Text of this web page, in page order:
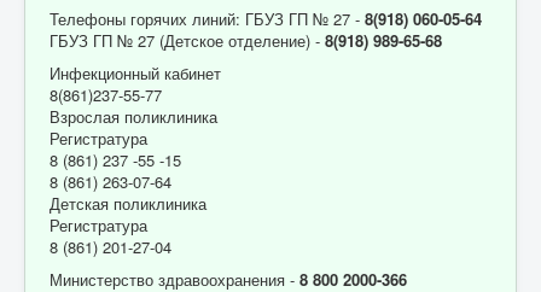
Телефоны горячих линий: ГБУЗ ГП № 27 - 8(918) 060-05-64
ГБУЗ ГП № 27 (Детское отделение) - 8(918) 989-65-68
Инфекционный кабинет
8(861)237-55-77
Взрослая поликлиника
Регистратура
8 (861) 237 -55 -15
8 (861) 263-07-64
Детская поликлиника
Регистратура
8 (861) 201-27-04
Министерство здравоохранения - 8 800 2000-366